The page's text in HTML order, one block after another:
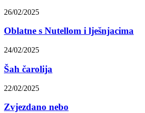
26/02/2025
Oblatne s Nutellom i lješnjacima
24/02/2025
Šah čarolija
22/02/2025
Zvjezdano nebo